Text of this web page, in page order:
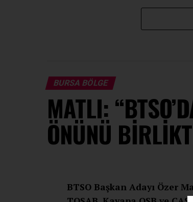
BURSA BÖLGE
MATLI:
ÖNÜNÜ
BTSO Başkan Adayı Özer